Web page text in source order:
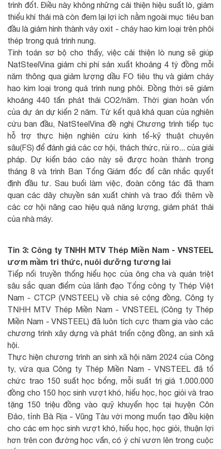
trình đốt. Điều này không những cải thiện hiệu suất lò, giảm
thiểu khí thải mà còn đem lại lợi ích nằm ngoài mục tiêu ban
đầu là giảm hình thành vảy oxit - cháy hao kim loại trên phôi
thép trong quá trình nung.
Tính toán sơ bộ cho thấy, việc cải thiện lò nung sẽ giúp
NatSteelVina giảm chi phí sản xuất khoảng 4 tỷ đồng mỗi
năm thông qua giảm lượng dầu FO tiêu thụ và giảm cháy
hao kim loại trong quá trình nung phôi. Đồng thời sẽ giảm
khoảng 440 tấn phát thải CO2/năm. Thời gian hoàn vốn
của dự án dự kiến 2 năm. Từ kết quả khả quan của nghiên
cứu ban đầu, NatSteelVina đề nghị Chương trình tiếp tục
hỗ trợ thực hiện nghiên cứu kinh tế-kỹ thuật chuyên
sâu(FS) để đánh giá các cơ hội, thách thức, rủi ro... của giải
pháp. Dự kiến báo cáo này sẽ được hoàn thành trong
tháng 8 và trình Ban Tổng Giám đốc để cân nhắc quyết
định đầu tư. Sau buổi làm việc, đoàn công tác đã tham
quan các dây chuyền sản xuất chính và trao đổi thêm về
các cơ hội nâng cao hiệu quả năng lượng, giảm phát thải
của nhà máy.
Tin 3: Công ty TNHH MTV Thép Miền Nam - VNSTEEL
ươm mầm tri thức, nuôi dưỡng tương lai
Tiếp nối truyền thống hiếu học của ông cha và quán triệt
sâu sắc quan điểm của lãnh đạo Tổng công ty Thép Việt
Nam - CTCP (VNSTEEL) về chia sẻ cộng đồng, Công ty
TNHH MTV Thép Miền Nam - VNSTEEL (Công ty Thép
Miền Nam - VNSTEEL) đã luôn tích cực tham gia vào các
chương trình xây dựng và phát triển cộng đồng, an sinh xã
hội.
Thực hiện chương trình an sinh xã hội năm 2024 của Công
ty, vừa qua Công ty Thép Miền Nam - VNSTEEL đã tổ
chức trao 150 suất học bổng, mỗi suất trị giá 1.000.000
đồng cho 150 học sinh vượt khó, hiếu học, học giỏi và trao
tặng 150 triệu đồng vào quỹ khuyến học tại huyện Côn
Đảo, tỉnh Bà Rịa - Vũng Tàu với mong muốn tạo điều kiện
cho các em học sinh vượt khó, hiếu học, học giỏi, thuận lợi
hơn trên con đường học vấn, có ý chí vươn lên trong cuộc